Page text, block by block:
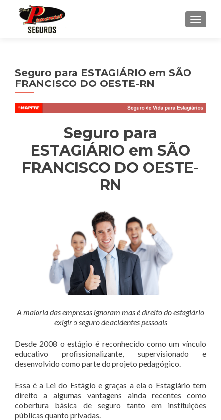
Seguro para ESTAGIÁRIO em SÃO
FRANCISCO DO OESTE-RN
Seguro para
ESTAGIÁRIO em SÃO
FRANCISCO DO OESTE-
RN
A maioria das empresas ignoram mas é direito do estagiário
exigir o seguro de acidentes pessoais
Desde 2008 o estágio é reconhecido como um vínculo
educativo profissionalizante, supervisionado e
desenvolvido como parte do projeto pedagógico.
Essa é a Lei do Estágio e graças a ela o Estagiário tem
direito a algumas vantagens ainda recentes como
cobertura básica de seguro tanto em instituições
públicas quanto privadas.